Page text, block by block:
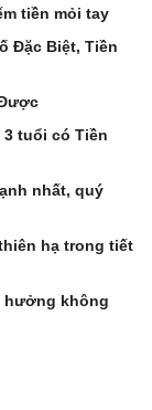
tiền mỏi tay
Đặc Biệt, Tiền
tuổi có Tiền
nhất, quý
hạ trong tiết
hưởng không